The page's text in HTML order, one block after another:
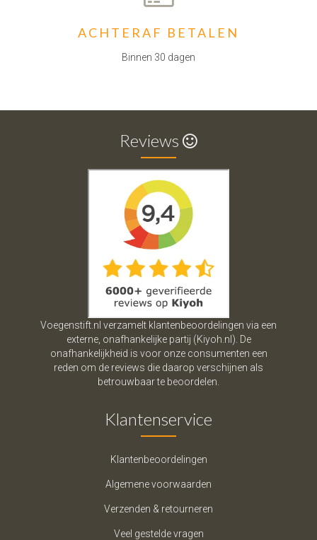
ACHTERAF BETALEN
Binnen 30 dagen
Reviews
Voegenstift.nl verzamelt klantenbeoordelingen via een
externe, onafhankelijke partij (Kiyoh.nl). De
onafhankelijkheid is voor onze consumenten een
reden om de reviews die daarop verschijnen als
betrouwbaar te beoordelen.
Klantenservice
Klantenbeoordelingen
Algemene voorwaarden
Verzenden & retourneren
Veel gestelde vragen